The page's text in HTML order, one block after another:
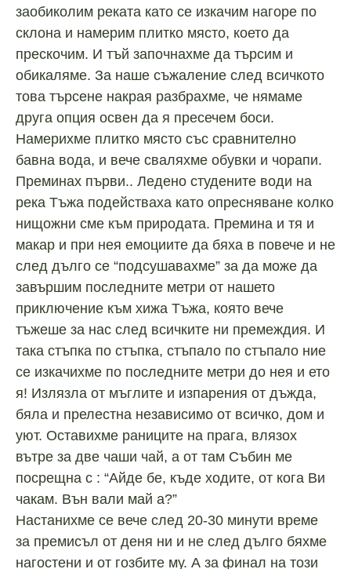
заобиколим реката като се изкачим нагоре по
склона и намерим плитко място, което да
прескочим. И тъй започнахме да търсим и
обикаляме. За наше съжаление след всичкото
това търсене накрая разбрахме, че нямаме
друга опция освен да я пресечем боси.
Намерихме плитко място със сравнително
бавна вода, и вече сваляхме обувки и чорапи.
Преминах първи.. Ледено студените води на
река Тъжа подействаха като опресняване колко
нищожни сме към природата. Премина и тя и
макар и при нея емоциите да бяха в повече и не
след дълго се “подсушавахме” за да може да
завършим последните метри от нашето
приключение към хижа Тъжа, която вече
тъжеше за нас след всичките ни премеждия. И
така стъпка по стъпка, стъпало по стъпало ние
се изкачихме по последните метри до нея и ето
я! Излязла от мъглите и изпарения от дъжда,
бяла и прелестна независимо от всичко, дом и
уют. Оставихме раниците на прага, влязох
вътре за две чаши чай, а от там Събин ме
посрещна с : “Айде бе, къде ходите, от кога Ви
чакам. Вън вали май а?”
Настанихме се вече след 20-30 минути време
за премисъл от деня ни и не след дълго бяхме
нагостени и от гозбите му. А за финал на този